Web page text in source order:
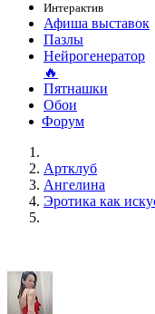
Интерактив
Афиша выставок
Пазлы
Нейрогенератор
🔥
Пятнашки
Обои
Форум
Артклуб
Ангелина
Эротика как